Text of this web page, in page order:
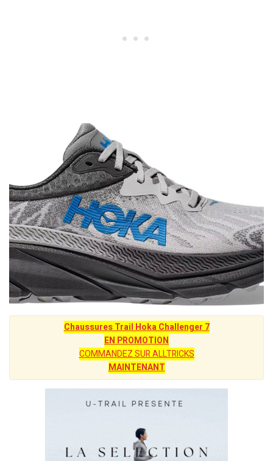
Chaussures Trail Hoka Challenger 7
EN PROMOTION
COMMANDEZ SUR ALLTRICKS
MAINTENANT